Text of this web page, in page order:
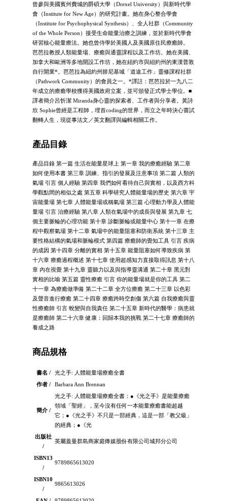
曾參與美國賓州費城的爵碩大學（Drexel University）與新時代學
會（Institute for New Age）的研究計畫。她在身心整合學會
（Institute for Psychophysical Synthesis）、全人社群（Community
of the Whole Person）接受生命能量治療之訓練，並於新時代學會
研習核心能量療法。她也曾侍學於美國人及美國原住民療癒師。
芭芭拉教授人類能量場、療癒與通靈課程以及工作坊。她在美國、
加拿大和歐洲等多地開設工作坊，她在紐約市與紐約州的東漢普敦
自行開業*。芭芭拉為紐約州腓尼基城「道途工作」靈修課程社群
（Pathwork Community）的會員之一。*譯註：芭芭拉於一九八二
年成立的療癒學校獲得美國政府立案，並可頒發正式學士學位。■
譯者簡介呂忻潔 Miranda身心靈的探索者、工作者與分享者。黃詩
欣 Sophie曾經是工程師，埋首coding的世界，而立之年時決心嘗試
翻轉人生，現從事法文／英文翻譯與編輯相關工作。
產品目錄
產品目錄 第一篇 生活在能量星球上 第一章 我的療癒經驗 第二章
如何使用本書 第三章 訓練、指引的發展及注意事項 第二篇 人類的
氣場 引言 個人經驗 第四章 我們如何看待自己與實相，以及西方科
學觀點間的相似之處 第五章 科學研究人體能量場的歷史 第六章 宇
宙能量場 第七章 人體能量場或稱氣場 第三篇 心理動力學及人體能
量場 引言 治療經驗 第八章 人類在氣場中的成長與發展 第九章 七
個主要脈輪的心理功能 第十章 診斷脈輪或能量中心 第十一章 在療
程中觀察氣場 第十二章 氣場中的能量阻塞和防衛系統 第十三章 主
要性格結構的氣場和脈輪模式 第四篇 療癒師的覺知工具 引言 疾病
的成因 第十四章 分離的實相 第十五章 能量阻塞如何導致疾病 第
十六章 療癒過程概述 第十七章 使用超感知力直接取得訊息 第十八
章 內在視覺 第十九章 靈聽力以及與指導靈溝通 第二十章 黑元對
實相的比喻 第五篇 靈性療癒 引言 你的能量場就是你的工具 第二
十一章 為療癒做準備 第二十二章 全方位療癒 第二十三章 以色彩
及聲音進行療癒 第二十四章 療癒跨時空創傷 第六篇 自我療癒與靈
性療癒師 引言 蛻變與自我責任 第二十五章 新時代的醫學：病患就
是療癒師 第二十六章 健康：回歸本我的挑戰 第二十七章 療癒師的
養成之路
商品規格
書名 /
光之手: 人體能量場療癒全書
作者 /
Barbara Ann Brennan
簡介 /
光之手: 人體能量場療癒全書：●《光之手》是能量療癒
領域「聖經」，至今沒有任何一本能量療癒書能超越
它；●《光之手》不只是一部經典，這是一部「教父級」
的經典；●《光
出版社
/
英屬蓋曼群島商家庭傳媒股份有限公司城邦分公司
ISBN13
/
9789865613020
ISBN10
/
9865613026